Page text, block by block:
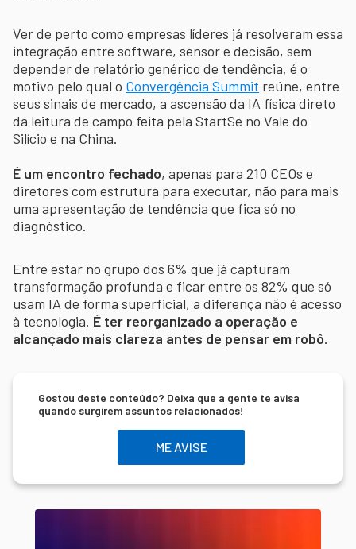
Ver de perto como empresas líderes já resolveram essa
integração entre software, sensor e decisão, sem
depender de relatório genérico de tendência, é o
motivo pelo qual o Convergência Summit reúne, entre
seus sinais de mercado, a ascensão da IA física direto
da leitura de campo feita pela StartSe no Vale do
Silício e na China.
É um encontro fechado, apenas para 210 CEOs e
diretores com estrutura para executar, não para mais
uma apresentação de tendência que fica só no
diagnóstico.
Entre estar no grupo dos 6% que já capturam
transformação profunda e ficar entre os 82% que só
usam IA de forma superficial, a diferença não é acesso
à tecnologia. É ter reorganizado a operação e
alcançado mais clareza antes de pensar em robô.
Gostou deste conteúdo? Deixa que a gente te avisa
quando surgirem assuntos relacionados!
ME AVISE